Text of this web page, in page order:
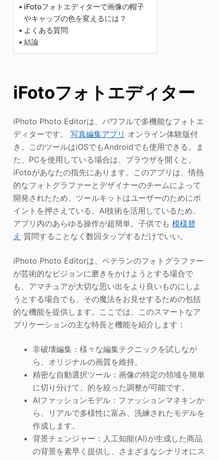
iFotoフォトエディターで画像の帽子
やキャップの色を変えるには？
よくある質問
結論
iFotoフォトエディター
iPhoto Photo Editorは、パワフルで多機能なフォトエ
ディターです。 写真編集アプリ オンライン体験版付
き。このツールはiOSでもAndroidでも使用できる。ま
た、PCを使用している場合は、ブラウザを開くと、
iFotoがあなたの指先にあります。このアプリは、情熱
的なフォトグラファーとデザイナーのチームによって
開発されたため、ツールキットはユーザーのためにポ
イントを押さえている。AI技術を活用しているため、
アプリ内のあらゆる操作が超簡単。子供でも 模様替
え 質問することなく数回タップするだけでいい。
iPhoto Photo Editorは、ベテランのフォトグラファー
が芸術的なビジョンに磨きをかけようとする場合で
も、アマチュアが大切な思い出をより良いものにしよ
うとする場合でも、その魔法をお見せするための包括
的な機能を提供します。ここでは、このスマートなア
プリケーションの主な特長と機能を紹介します：
非破壊編集：様々な編集テクニックを試しなが
ら、オリジナルの画質を維持。
精密な自動選択ツール：画像の特定の領域を簡単
に切り分けて、的を絞った調整が可能です。
AIファッションモデル：ファッションマネキンか
ら、リアルで多様性に富み、洗練されたモデルを
作成します。
背景チェンジャー：人工知能(AI)が生成した商品
の背景を素早く提供し、さまざまなシナリオにス